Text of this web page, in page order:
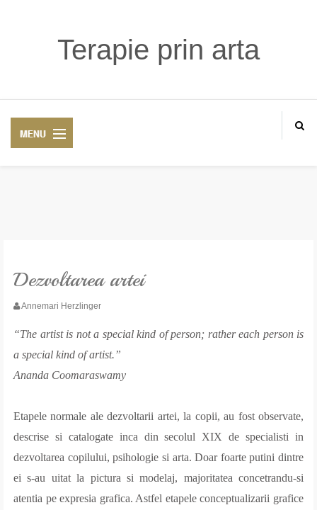
Terapie prin arta
ETICA
TERAPIE ONLINE
DESPRE MINE
CONTACT
Dezvoltarea artei
Annemari Herzlinger
“The artist is not a special kind of person; rather each person is
a special kind of artist.”
Ananda Coomaraswamy
Etapele normale ale dezvoltarii artei, la copii, au fost observate,
descrise si catalogate inca din secolul XIX de specialisti in
dezvoltarea copilului, psihologie si arta. Doar foarte putini dintre
ei s-au uitat la pictura si modelaj, majoritatea concetrandu-si
atentia pe expresia grafica. Astfel etapele conceptualizarii grafice